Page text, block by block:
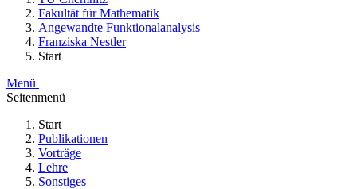
Fakultät für Mathematik
Angewandte Funktionalanalysis
Franziska Nestler
Start
Menü
Seitenmenü
Start
Publikationen
Vorträge
Lehre
Sonstiges